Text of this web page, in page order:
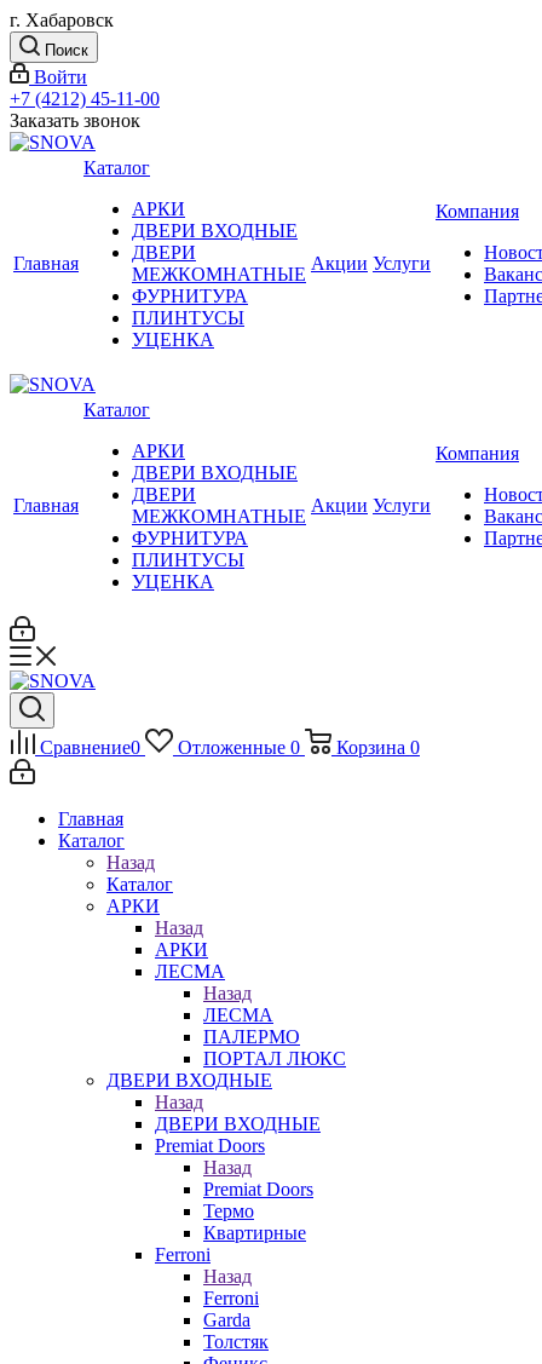
г. Хабаровск
Поиск
Войти
+7 (4212) 45-11-00
Заказать звонок
Главная
Каталог
АРКИ
ДВЕРИ ВХОДНЫЕ
ДВЕРИ
МЕЖКОМНАТНЫЕ
ФУРНИТУРА
ПЛИНТУСЫ
УЦЕНКА
Акции Услуги
Компания
Главная
Каталог
АРКИ
ДВЕРИ ВХОДНЫЕ
ДВЕРИ
МЕЖКОМНАТНЫЕ
ФУРНИТУРА
ПЛИНТУСЫ
УЦЕНКА
Акции Услуги
Компания
Сравнение0 Отложенные 0 Корзина 0
Главная
Каталог
Назад
Каталог
АРКИ
Назад
АРКИ
ЛЕСМА
Назад
ЛЕСМА
ПАЛЕРМО
ПОРТАЛ ЛЮКС
ДВЕРИ ВХОДНЫЕ
Назад
ДВЕРИ ВХОДНЫЕ
Premiat Doors
Назад
Premiat Doors
Термо
Квартирные
Ferroni
Назад
Ferroni
Garda
Толстяк